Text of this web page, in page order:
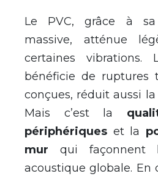
Le PVC, grâce à
massive, atténue
certaines vibrations.
bénéficie de ruptures
conçues, réduit aussi
Mais c’est la
périphériques et la
mur qui façonnent
acoustique globale. En